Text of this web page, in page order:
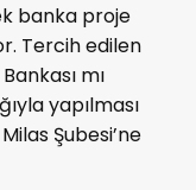
banka proje
Tercih edilen
mı
yapılması
Şubesi’ne